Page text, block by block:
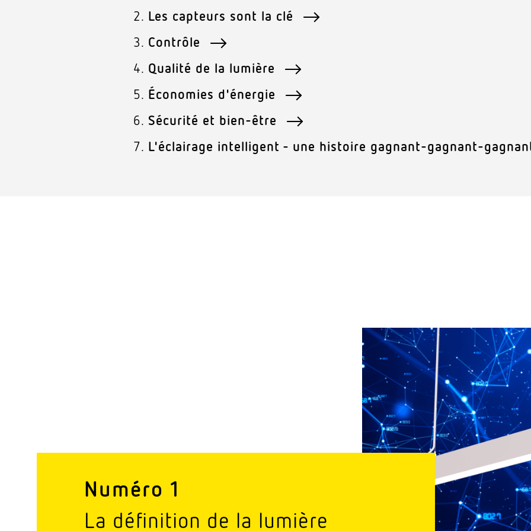
Les capteurs sont la clé
Contrôle
Qualité de la lumière
Économies d'énergie
Sécurité et bien-être
L'éclairage intelligent - une histoire gagnant-gagnant-
Numéro 1
La défi­nition de la lumière